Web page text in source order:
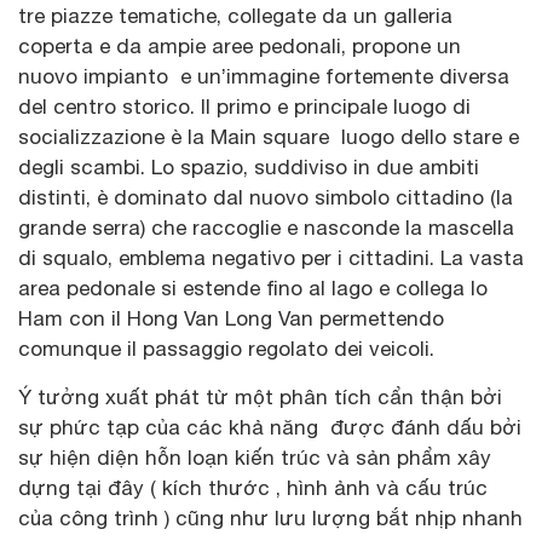
tre piazze tematiche, collegate da un galleria
coperta e da ampie aree pedonali, propone un
nuovo impianto e un’immagine fortemente diversa
del centro storico. Il primo e principale luogo di
socializzazione è la Main square luogo dello stare e
degli scambi. Lo spazio, suddiviso in due ambiti
distinti, è dominato dal nuovo simbolo cittadino (la
grande serra) che raccoglie e nasconde la mascella
di squalo, emblema negativo per i cittadini. La vasta
area pedonale si estende fino al lago e collega lo
Ham con il Hong Van Long Van permettendo
comunque il passaggio regolato dei veicoli.
Ý tưởng xuất phát từ một phân tích cẩn thận bởi
sự phức tạp của các khả năng được đánh dấu bởi
sự hiện diện hỗn loạn kiến trúc và sản phẩm xây
dựng tại đây ( kích thước , hình ảnh và cấu trúc
của công trình ) cũng như lưu lượng bắt nhịp nhanh